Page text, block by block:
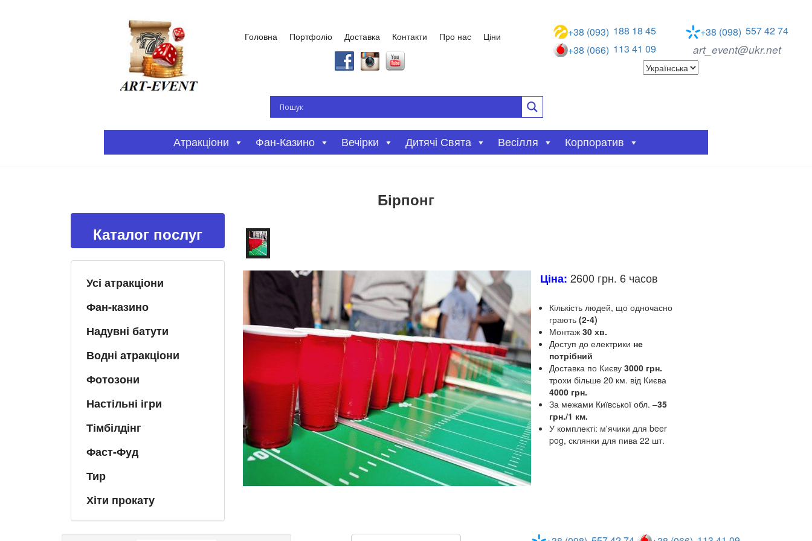
Головна Портфоліо Доставка Контакти Про нас Ціни +38 (093) 188 18 45 +38 (098) 557 42 74
+38 (066) 113 41 09 art_event@ukr.net
Атракціони Фан-Казино Вечірки Дитячі Свята Весілля Корпоратив
Бірпонг
Каталог послуг
Усі атракціони
Фан-казино
Надувні батути
Водні атракціони
Фотозони
Настільні ігри
Тімбілдінг
Фаст-Фуд
Тир
Хіти прокату
Ціна: 2600 грн. 6 часов
Кількість людей, що одночасно
грають (2-4)
Монтаж 30 хв.
Доступ до електрики не
потрібний
Доставка по Києву3000 грн.
трохи більше 20 км. від Києва
4000 грн.
За межами Київської обл. –35
грн./1 км.
У комплекті: м'ячики для beer
pog, склянки для пива 22 шт.